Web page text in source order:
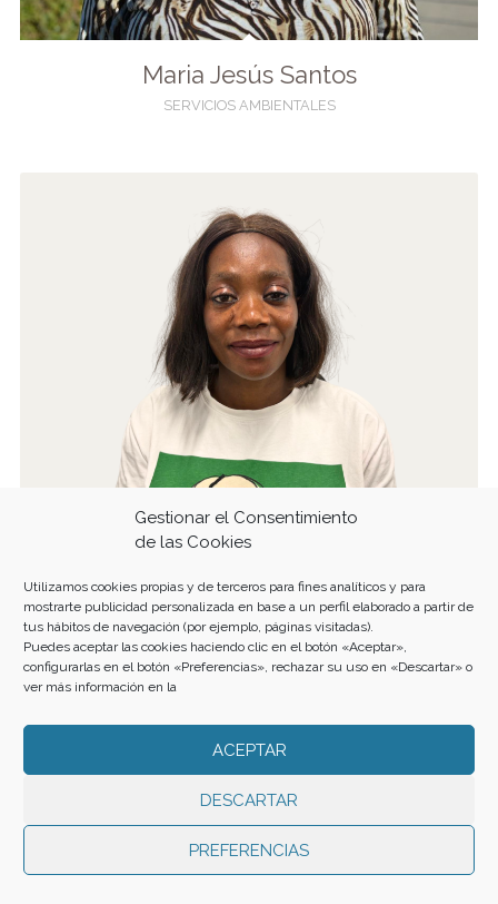
Gestionar el Consentimiento
de las Cookies
Utilizamos cookies propias y de terceros para fines analíticos y para
mostrarte publicidad personalizada en base a un perfil elaborado a partir de
tus hábitos de navegación (por ejemplo, páginas visitadas).
Puedes aceptar las cookies haciendo clic en el botón «Aceptar»,
configurarlas en el botón «Preferencias», rechazar su uso en «Descartar» o
ver más información en la
ACEPTAR
DESCARTAR
PREFERENCIAS
Maria Jesús Santos
SERVICIOS AMBIENTALES
Mariela Nsue